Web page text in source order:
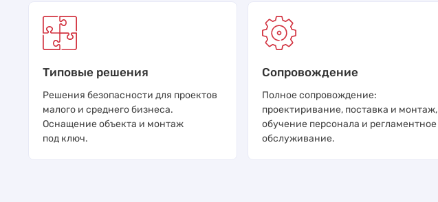
Типовые решения
Решения безопасности для проектов
малого и среднего бизнеса.
Оснащение объекта и монтаж
под ключ.
Сопровождение
Полное сопровождение:
проектиривание, поставка и монтаж,
обучение персонала и регламентное
обслуживание.